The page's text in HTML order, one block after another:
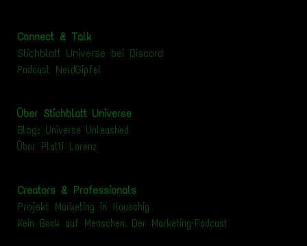
Connect & Talk
Stichblatt Universe bei Discord
Podcast NerdGipfel
Über Stichblatt Universe
Blog: Universe Unleashed
Über Platti Lorenz
Creators & Professionals
Projekt Marketing in flauschig
Kein Bock auf Menschen. Der Marketing-Podcast